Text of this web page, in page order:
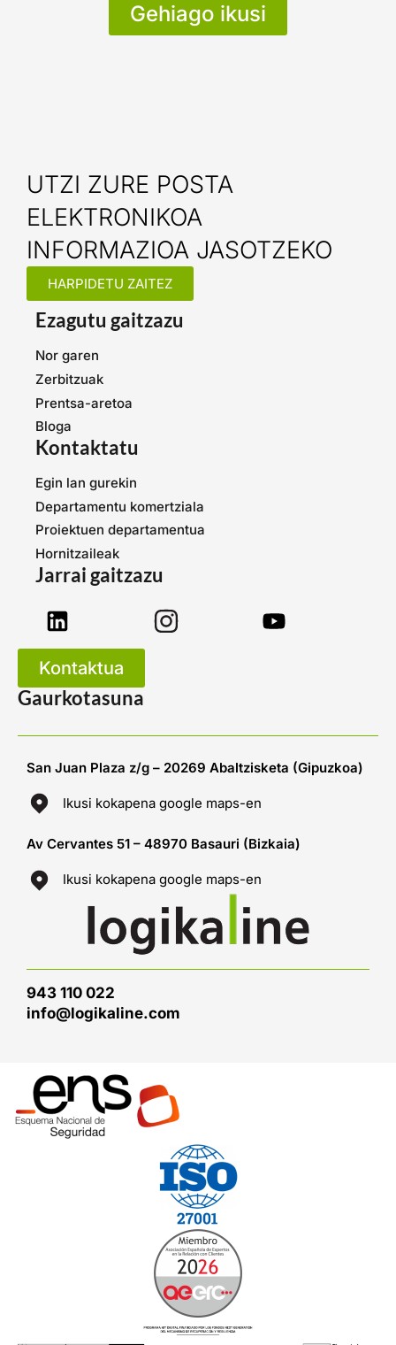
Gehiago ikusi
UTZI ZURE POSTA
ELEKTRONIKOA
INFORMAZIOA JASOTZEKO
HARPIDETU ZAITEZ
Ezagutu gaitzazu
Nor garen
Zerbitzuak
Prentsa-aretoa
Bloga
Kontaktatu
Egin lan gurekin
Departamentu komertziala
Proiektuen departamentua
Hornitzaileak
Jarrai gaitzazu
Kontaktua
Gaurkotasuna
San Juan Plaza z/g – 20269 Abaltzisketa (Gipuzkoa)
Ikusi kokapena google maps-en
Av Cervantes 51 – 48970 Basauri (Bizkaia)
Ikusi kokapena google maps-en
943 110 022
info@logikaline.com